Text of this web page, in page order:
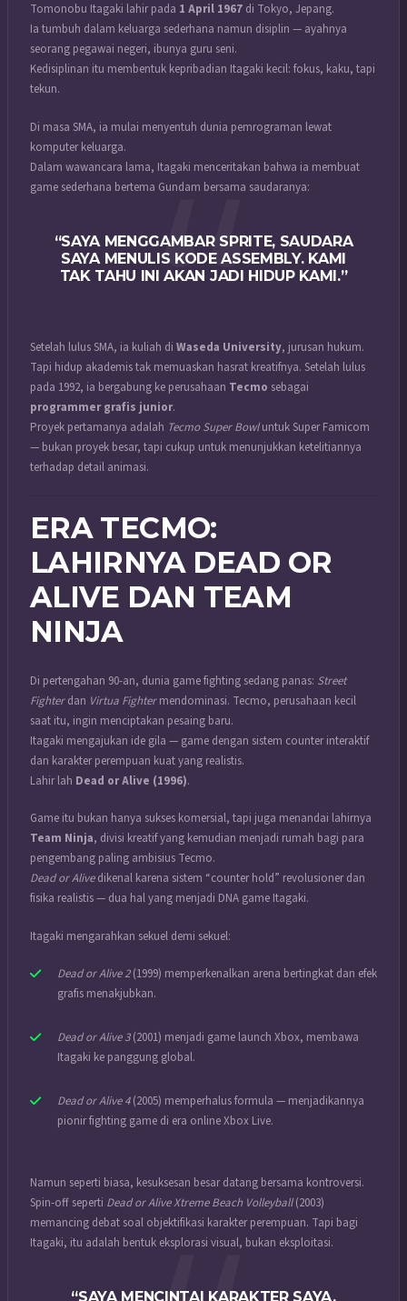
Tomonobu Itagaki lahir pada 1 April 1967 di Tokyo, Jepang.
Ia tumbuh dalam keluarga sederhana namun disiplin — ayahnya
seorang pegawai negeri, ibunya guru seni.
Kedisiplinan itu membentuk kepribadian Itagaki kecil: fokus, kaku, tapi
tekun.
Di masa SMA, ia mulai menyentuh dunia pemrograman lewat
komputer keluarga.
Dalam wawancara lama, Itagaki menceritakan bahwa ia membuat
game sederhana bertema Gundam bersama saudaranya:
“SAYA MENGGAMBAR SPRITE, SAUDARA
SAYA MENULIS KODE ASSEMBLY. KAMI
TAK TAHU INI AKAN JADI HIDUP KAMI.”
Setelah lulus SMA, ia kuliah di Waseda University, jurusan hukum.
Tapi hidup akademis tak memuaskan hasrat kreatifnya. Setelah lulus
pada 1992, ia bergabung ke perusahaan Tecmo sebagai
programmer grafis junior.
Proyek pertamanya adalah Tecmo Super Bowluntuk Super Famicom
— bukan proyek besar, tapi cukup untuk menunjukkan ketelitiannya
terhadap detail animasi.
ERA TECMO:
LAHIRNYA DEAD OR
ALIVE DAN TEAM
NINJA
Di pertengahan 90-an, dunia game fighting sedang panas: Street
Fighterdan Virtua Fightermendominasi. Tecmo, perusahaan kecil
saat itu, ingin menciptakan pesaing baru.
Itagaki mengajukan ide gila — game dengan sistem counter interaktif
dan karakter perempuan kuat yang realistis.
Lahir lah Dead or Alive (1996).
Game itu bukan hanya sukses komersial, tapi juga menandai lahirnya
Team Ninja, divisi kreatif yang kemudian menjadi rumah bagi para
pengembang paling ambisius Tecmo.
Dead or Alivedikenal karena sistem “counter hold” revolusioner dan
fisika realistis — dua hal yang menjadi DNA game Itagaki.
Itagaki mengarahkan sekuel demi sekuel:
Dead or Alive 2(1999) memperkenalkan arena bertingkat dan efek
grafis menakjubkan.
Dead or Alive 3(2001) menjadi game launch Xbox, membawa
Itagaki ke panggung global.
Dead or Alive 4(2005) memperhalus formula — menjadikannya
pionir fighting game di era online Xbox Live.
Namun seperti biasa, kesuksesan besar datang bersama kontroversi.
Spin-off seperti Dead or Alive Xtreme Beach Volleyball(2003)
memancing debat soal objektifikasi karakter perempuan. Tapi bagi
Itagaki, itu adalah bentuk eksplorasi visual, bukan eksploitasi.
“SAYA MENCINTAI KARAKTER SAYA.